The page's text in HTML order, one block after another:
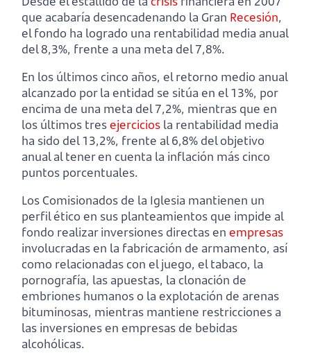
que acabaría desencadenando la Gran Recesión,
el fondo ha logrado una rentabilidad media anual
del 8,3%, frente a una meta del 7,8%.
En los últimos cinco años, el retorno medio anual
alcanzado por la entidad se sitúa en el 13%, por
encima de una meta del 7,2%, mientras que en
los últimos tresejercicios la rentabilidad media
ha sido del 13,2%, frente al 6,8% del objetivo
anual al tener en cuenta la inflación más cinco
puntos porcentuales.
Los Comisionados de la Iglesia mantienen un
perfil ético en sus planteamientos que impide al
fondo realizar inversiones directas en empresas
involucradas en la fabricación de armamento, así
como relacionadas con el juego, el tabaco, la
pornografía, las apuestas, la clonación de
embriones humanos o la explotación de arenas
bituminosas, mientras mantiene restricciones a
las inversiones en empresas de bebidas
alcohólicas.